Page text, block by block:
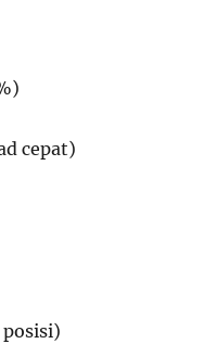
cepat)